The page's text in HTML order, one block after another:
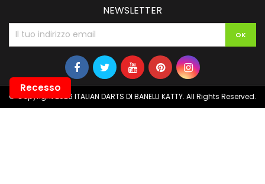
NEWSLETTER
© Copyright 2026 ITALIAN DARTS DI BANELLI KATTY. All Rights Reserved.
Recesso